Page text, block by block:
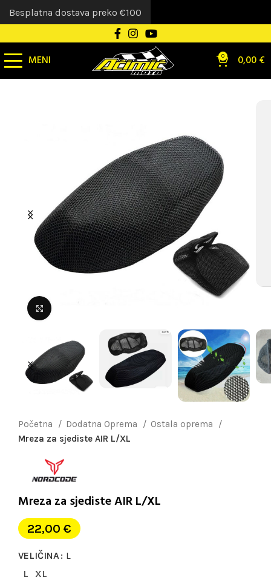
MENI 0 0,00€
Početna Dodatna Oprema
Ostala oprema
Mreza za sjediste AIR L/XL
Mreza za sjediste AIR L/XL
22,00 €
VELIČINA
L
L
XL
Besplatna dostava preko €100